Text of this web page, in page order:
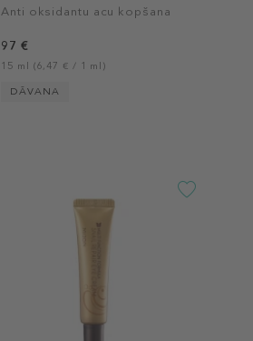
Anti oksidantu acu kopšana
97 €
15 ml (6,47 € / 1 ml)
DĀVANA